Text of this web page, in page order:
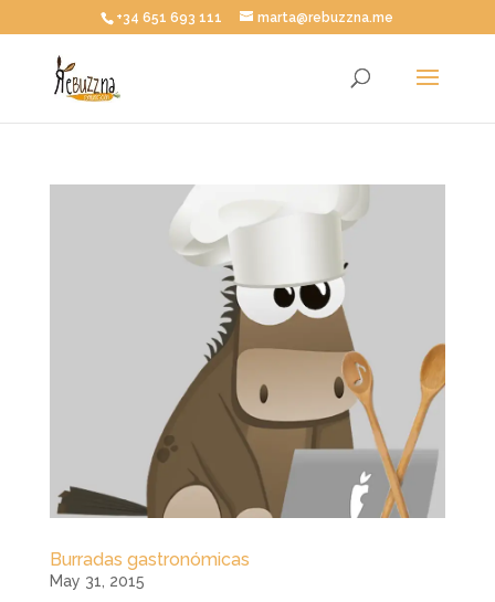
+34 651 693 111 marta@rebuzzna.me
Burradas gastronómicas
May 31, 2015